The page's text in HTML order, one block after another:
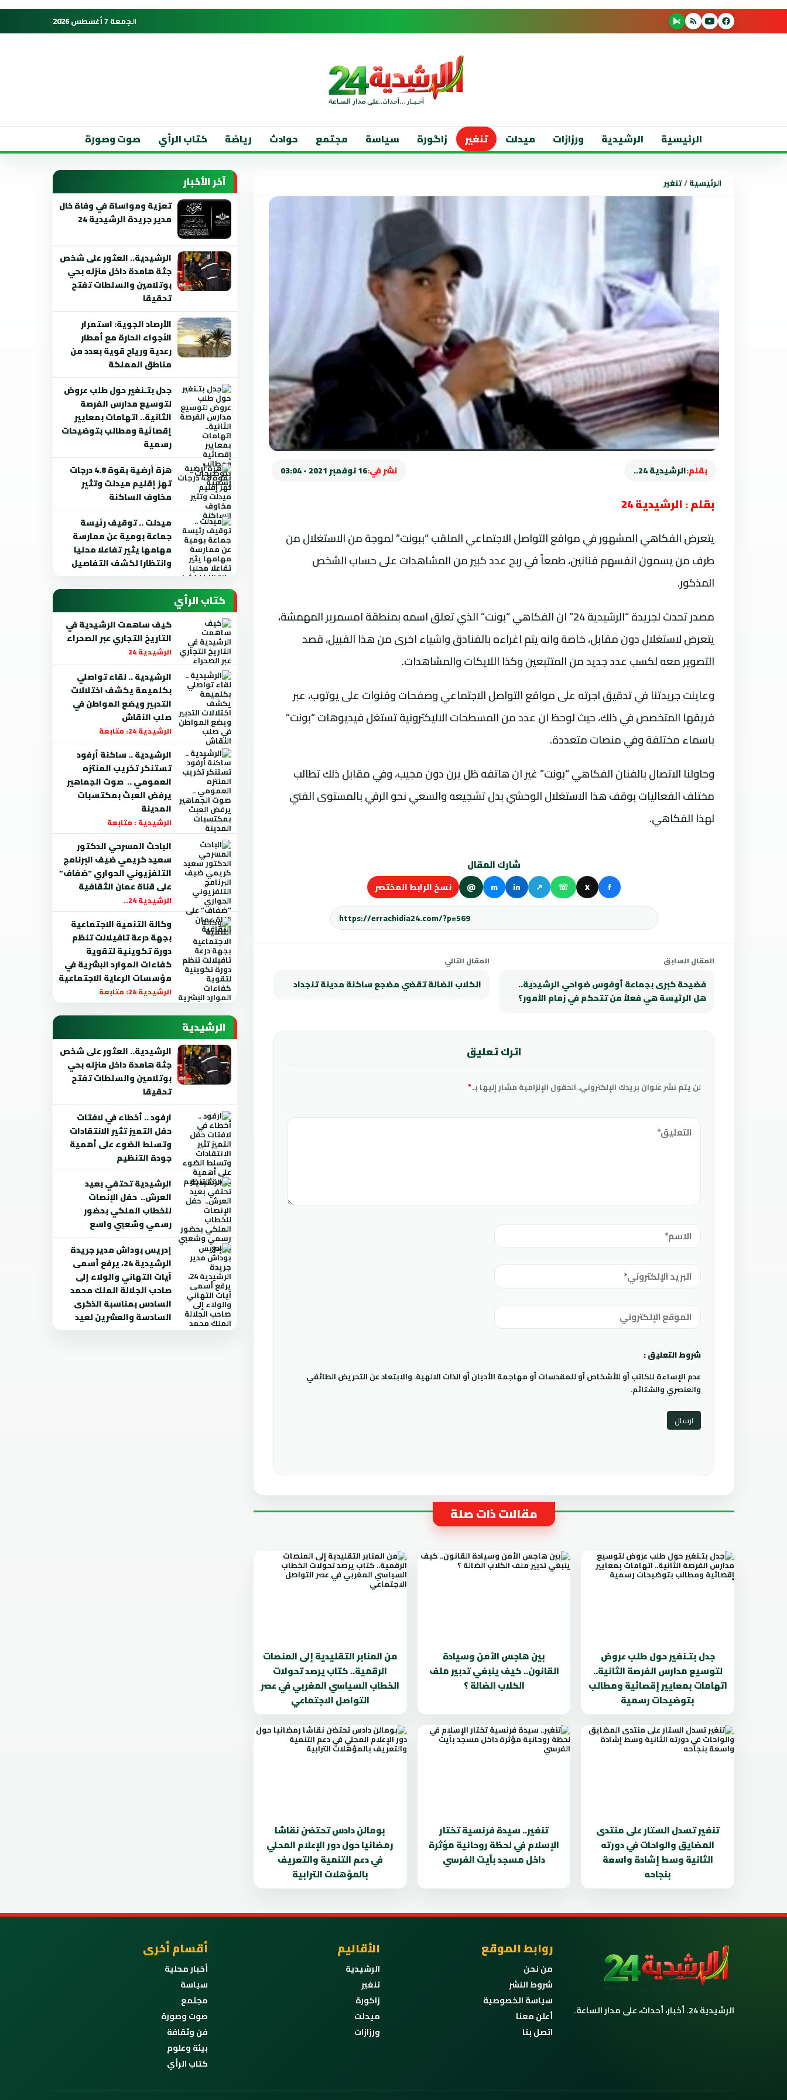
الجمعة 7 أغسطس 2026
الرئيسية الرشيدية ورزازات ميدلت تنغير زاگورة سياسة مجتمع حوادث رياضة كتاب الرأي صوت وصورة
الرئيسية/تنغير
بقلم:الرشيدية 24.. نشر في:16 نوفمبر 2021 - 03:04
بقلم : الرشيدية 24
يتعرض الفكاهي المشهور في مواقع التواصل الاجتماعي الملقب “ببونت” لموجة من الاستغلال من
طرف من يسمون انفسهم فنانين، طمعاً في ربح عدد كبير من المشاهدات على حساب الشخص
المذكور.
مصدر تحدث لجريدة “الرشيدية 24” ان الفكاهي “بونت” الذي تعلق اسمه بمنطقة امسمرير المهمشة،
يتعرض لاستغلال دون مقابل، خاصة وانه يتم اغراءه بالفنادق واشياء اخرى من هذا القبيل، قصد
التصوير معه لكسب عدد جديد من المتتبعين وكذا اللايكات والمشاهدات.
وعاينت جريدتنا في تدقيق اجرته على مواقع التواصل الاجتماعي وصفحات وقنوات على يوتوب، عبر
فريقها المتخصص في ذلك، حيث لوحظ ان عدد من المسطحات الاليكترونية تستغل فيديوهات “بونت”
باسماء مختلفة وفي منصات متعددة.
وحاولنا الاتصال بالفنان الفكاهي “بونت” غير ان هاتفه ظل يرن دون مجيب، وفي مقابل ذلك تطالب
مختلف الفعاليات بوقف هذا الاستغلال الوحشي بدل تشجيعه والسعي نحو الرقي بالمستوى الفني
لهذا الفكاهي.
شارك المقال
f
X
☏
↗
in
m
@ نسخ الرابط المختصر
المقال السابق
فضيحة كبرى بجماعة أوفوس ضواحي الرشيدية..
هل الرئيسة هي فعلاً من تتحكم في زمام الأمور؟
المقال التالي
الكلاب الضالة تقضي مضجع ساكنة مدينة تنجداد
اترك تعليق
لن يتم نشر عنوان بريدك الإلكتروني. الحقول الإلزامية مشار إليها بـ*
شروط التعليق :
عدم الإساءة للكاتب أو للأشخاص أو للمقدسات أو مهاجمة الأديان أو الذات الالهية. والابتعاد عن التحريض الطائفي
والعنصري والشتائم.
مقالات ذات صلة
جدل بتـنغير حول طلب عروض
لتوسيع مدارس الفرصة الثانية..
اتهامات بمعايير إقصائية ومطالب
بتوضيحات رسمية
بين هاجس الأمن وسيادة
القانون.. كيف ينبغي تدبير ملف
الكلاب الضالة ؟
من المنابر التقليدية إلى المنصات
الرقمية.. كتاب يرصد تحولات
الخطاب السياسي المغربي في عصر
التواصل الاجتماعي
تنغير تسدل الستار على منتدى
المضايق والواحات في دورته
الثانية وسط إشادة واسعة
بنجاحه
تنغير.. سيدة فرنسية تختار
الإسلام في لحظة روحانية مؤثرة
داخل مسجد بآيت الفرسي
بومالن دادس تحتضن نقاشا
رمضانيا حول دور الإعلام المحلي
في دعم التنمية والتعريف
بالمؤهلات الترابية
آخر الأخبار
تعزية ومواساة في وفاة خال
مدير جريدة الرشيدية 24
الرشيدية.. العثور على شخص
جثة هامدة داخل منزله بحي
بوتلامين والسلطات تفتح
تحقيقا
الأرصاد الجوية: استمرار
الأجواء الحارة مع أمطار
رعدية ورياح قوية بعدد من
مناطق المملكة
جدل بتـنغير حول طلب عروض
لتوسيع مدارس الفرصة
الثانية.. اتهامات بمعايير
إقصائية ومطالب بتوضيحات
رسمية
هزة أرضية بقوة 4.8 درجات
تهز إقليم ميدلت وتثير
مخاوف الساكنة
ميدلت .. توقيف رئيسة
جماعة بومية عن ممارسة
مهامها يثير تفاعلا محليا
وانتظارا لكشف التفاصيل
كتاب الرأي
كيف ساهمت الرشيدية في
التاريخ التجاري عبر الصحراء
الرشيدية 24
الرشيدية .. لقاء تواصلي
بكلميمة يكشف اختلالات
التدبير ويضع المواطن في
صلب النقاش
الرشيدية 24: متابعة
الرشيدية .. ساكنة أرفود
تستنكر تخريب المنتزه
العمومي .. صوت الجماهير
يرفض العبث بمكتسبات
المدينة
الرشيدية : متابعة
الباحث المسرحي الدكتور
سعيد كريمي ضيف البرنامج
التلفزيوني الحواري “ضفاف”
على قناة عمان الثقافية
الرشيدية 24..
وكالة التنمية الاجتماعية
بجهة درعة تافيلالت تنظم
دورة تكوينية لتقوية
كفاءات الموارد البشرية في
مؤسسات الرعاية الاجتماعية
الرشيدية 24: متابعة
الرشيدية
الرشيدية.. العثور على شخص
جثة هامدة داخل منزله بحي
بوتلامين والسلطات تفتح
تحقيقا
ارفود .. أخطاء في لافتات
حفل التميز تثير الانتقادات
وتسلط الضوء على أهمية
جودة التنظيم
الرشيدية تحتفي بعيد
العرش.. حفل الإنصات
للخطاب الملكي بحضور
رسمي وشعبي واسع
إدريس بوداش مدير جريدة
الرشيدية 24، يرفع أسمى
آيات التهاني والولاء إلى
صاحب الجلالة الملك محمد
السادس بمناسبة الذكرى
السادسة والعشرين لعيد
الرشيدية 24. أخبار، أحداث، على مدار الساعة.
روابط الموقع
من نحن
شروط النشر
سياسة الخصوصية
أعلن معنا
اتصل بنا
الأقاليم
الرشيدية
تنغير
زاكورة
ميدلت
ورزازات
أقسام أخرى
أخبار محلية
سياسة
مجتمع
صوت وصورة
فن وثقافة
بيئة وعلوم
كتاب الرأي